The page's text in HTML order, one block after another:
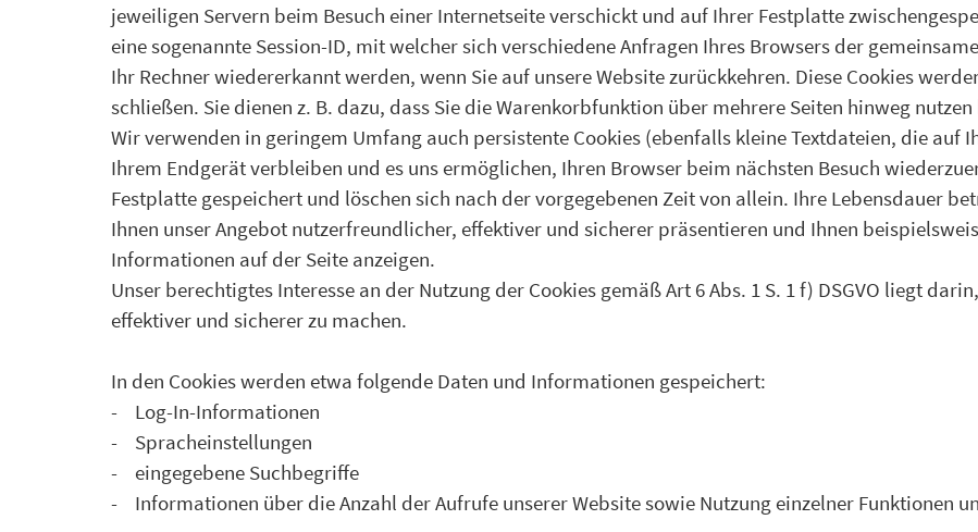
jeweiligen Servern beim Besuch einer Internetseite verschickt und auf Ihrer Festplatte
eine sogenannte Session-ID, mit welcher sich verschiedene Anfragen Ihres Browsers der
Ihr Rechner wiedererkannt werden, wenn Sie auf unsere Website zurückkehren. Diese Cookies
schließen. Sie dienen z. B. dazu, dass Sie die Warenkorbfunktion über mehrere Seiten hinweg nutzen
Wir verwenden in geringem Umfang auch persistente Cookies (ebenfalls kleine Textdateien, die auf
Ihrem Endgerät verbleiben und es uns ermöglichen, Ihren Browser beim nächsten Besuch
Festplatte gespeichert und löschen sich nach der vorgegebenen Zeit von allein. Ihre Lebensdauer
Ihnen unser Angebot nutzerfreundlicher, effektiver und sicherer präsentieren und Ihnen
Informationen auf der Seite anzeigen.
Unser berechtigtes Interesse an der Nutzung der Cookies gemäß Art 6 Abs. 1 S. 1 f) DSGVO liegt
effektiver und sicherer zu machen.
In den Cookies werden etwa folgende Daten und Informationen gespeichert:
- Log-In-Informationen
- Spracheinstellungen
- eingegebene Suchbegriffe
- Informationen über die Anzahl der Aufrufe unserer Website sowie Nutzung einzelner Funktionen